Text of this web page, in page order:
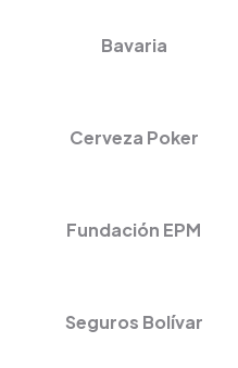
Bavaria
Cerveza Poker
Fundación EPM
Seguros Bolívar